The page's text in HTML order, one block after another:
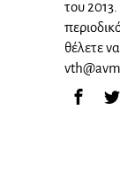
του 2013.
θέλετε